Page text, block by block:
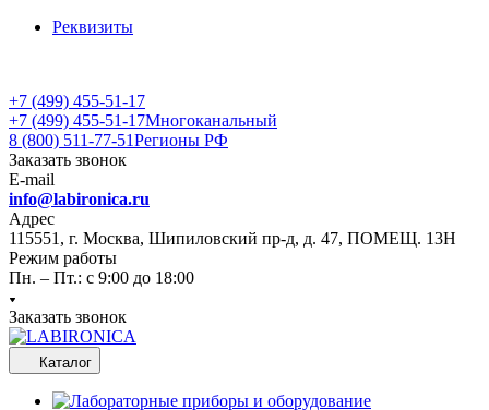
Реквизиты
+7 (499) 455-51-17
+7 (499) 455-51-17Многоканальный
8 (800) 511-77-51Регионы РФ
Заказать звонок
E-mail
info@labironica.ru
Адрес
115551, г. Москва, Шипиловский пр-д, д. 47, ПОМЕЩ. 13Н
Режим работы
Пн. – Пт.: с 9:00 до 18:00
Заказать звонок
Каталог